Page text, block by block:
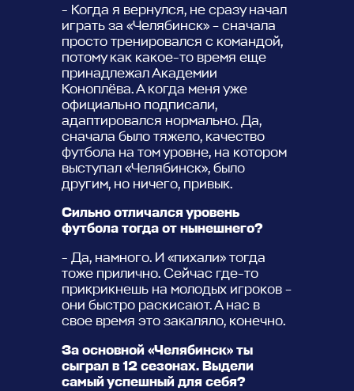
- Когда я вернулся, не сразу начал
играть за «Челябинск» – сначала
просто тренировался с командой,
потому как какое-то время еще
принадлежал Академии
Коноплёва. А когда меня уже
официально подписали,
адаптировался нормально. Да,
сначала было тяжело, качество
футбола на том уровне, на котором
выступал «Челябинск», было
другим, но ничего, привык.
Сильно отличался уровень
футбола тогда от нынешнего?
- Да, намного. И «пихали» тогда
тоже прилично. Сейчас где-то
прикрикнешь на молодых игроков –
они быстро раскисают. А нас в
свое время это закаляло, конечно.
За основной «Челябинск» ты
сыграл в 12 сезонах. Выдели
самый успешный для себя?